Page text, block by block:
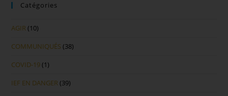
Catégories
AGIR (10)
COMMUNIQUÉS (38)
COVID-19(1)
IEF EN DANGER (39)